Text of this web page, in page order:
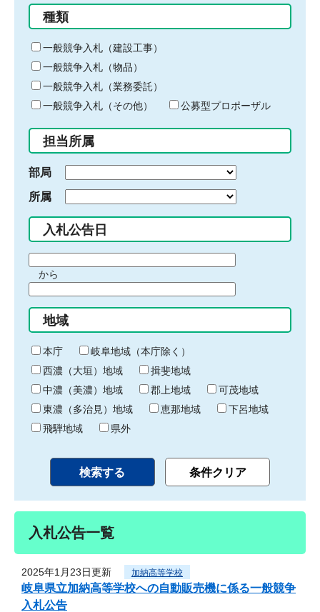
る
キ
ー
ワ
ー
ド
入
力
種類
一般競争入札（建設工事）
一般競争入札（物品）
一般競争入札（業務委託）
一般競争入札（その他）
公募型プロポーザル
担当所属
部局
所属
入札公告日
間
始
り
から
間
終
わ
り
地域
本庁
岐阜地域（本庁除く）
西濃（大垣）地域
揖斐地域
中濃（美濃）地域
郡上地域
可茂地域
東濃（多治見）地域
恵那地域
下呂地域
飛騨地域
県外
入札公告一覧
2025年1月23日更新 加納高等学校
岐阜県立加納高等学校への自動販売機に係る一般競争
入札公告